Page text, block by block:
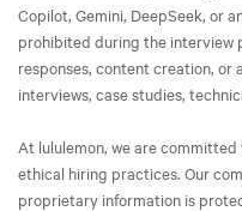
Copilot, Gemini, DeepSeek, or
prohibited during the interview
responses, content creation, or
interviews, case studies,
At lululemon, we are
ethical hiring practices. Our
proprietary information is